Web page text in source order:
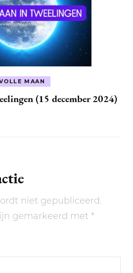
MAAN
(15 december 2024)
niet gepubliceerd.
gemarkeerd met *